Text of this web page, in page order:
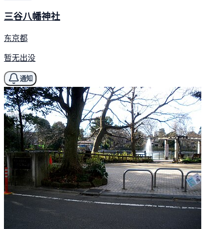
三谷八幡神社
东京都
暂无出没
通知